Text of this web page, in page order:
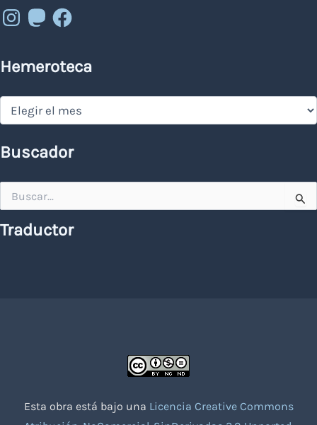
Instagram
MastodonFacebook
Hemeroteca
Hemeroteca
Buscador
por:
Traductor
Esta obra está bajo una Licencia Creative Commons